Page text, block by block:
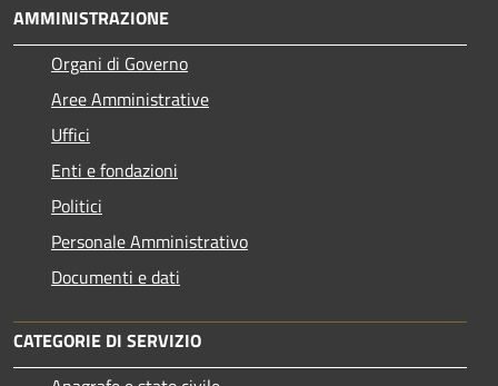
AMMINISTRAZIONE
Organi di Governo
Aree Amministrative
Uffici
Enti e fondazioni
Politici
Personale Amministrativo
Documenti e dati
CATEGORIE DI SERVIZIO